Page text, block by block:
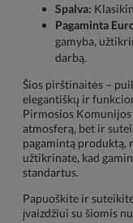
Spalva:
Pagaminta
gamyba,
darbą.
Šios pirštinaitės –
elegantiškų ir
Pirmosios Komunijos
atmosferą, bet ir
pagamintą produktą,
užtikrinate, kad
standartus.
Papuoškite ir
įvaizdžiui su šiomis